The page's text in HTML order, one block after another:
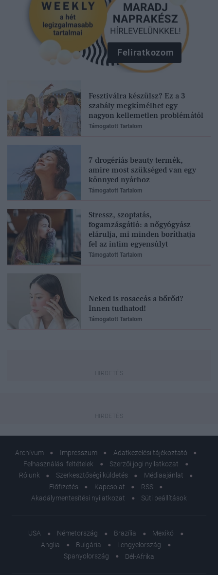
Feliratkozom
Fesztiválra készülsz? Ez a 3
szabály megkímélhet egy
nagyon kellemetlen problémától
Támogatott Tartalom
7 drogériás beauty termék,
amire most szükséged van egy
könnyed nyárhoz
Támogatott Tartalom
Stressz, szoptatás,
fogamzásgátló: a nőgyógyász
elárulja, mi minden boríthatja
fel az intim egyensúlyt
Támogatott Tartalom
Neked is rosaceás a bőrőd?
Innen tudhatod!
Támogatott Tartalom
Archívum Impresszum
Adatkezelési tájékoztató
Felhasználási feltételek
Szerzői jogi nyilatkozat
Rólunk
Szerkesztőségi küldetés
Médiaajánlat
Előfizetés
Kapcsolat
RSS
Akadálymentesítési nyilatkozat
Süti beállítások
USA Németország Brazília
Mexikó
Anglia
Bulgária
Lengyelország
Spanyolország
Dél-Afrika